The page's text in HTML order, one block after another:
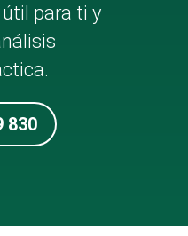
para ti y
830